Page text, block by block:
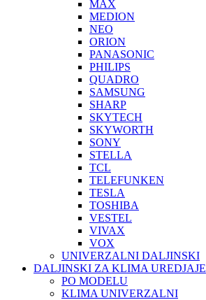
MAX
MEDION
NEO
ORION
PANASONIC
PHILIPS
QUADRO
SAMSUNG
SHARP
SKYTECH
SKYWORTH
SONY
STELLA
TCL
TELEFUNKEN
TESLA
TOSHIBA
VESTEL
VIVAX
VOX
UNIVERZALNI DALJINSKI
DALJINSKI ZA KLIMA UREDJAJE
PO MODELU
KLIMA UNIVERZALNI